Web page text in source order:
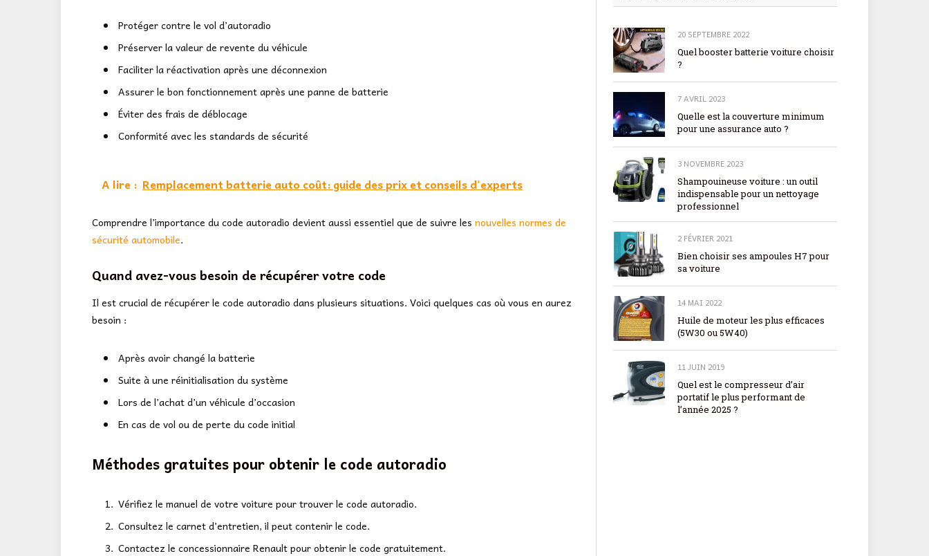
Protéger contre le vol d’autoradio
Préserver la valeur de revente du véhicule
Faciliter la réactivation après une déconnexion
Assurer le bon fonctionnement après une panne de batterie
Éviter des frais de déblocage
Conformité avec les standards de sécurité
A lire : Remplacement batterie auto coût: guide des prix et conseils d'experts
Comprendre l’importance du code autoradio devient aussi essentiel que de suivre les nouvelles normes de
sécurité automobile.
Quand avez-vous besoin de récupérer votre code
Il est crucial de récupérer le code autoradio dans plusieurs situations. Voici quelques cas où vous en aurez
besoin :
Après avoir changé la batterie
Suite à une réinitialisation du système
Lors de l’achat d’un véhicule d’occasion
En cas de vol ou de perte du code initial
Méthodes gratuites pour obtenir le code autoradio
Vérifiez le manuel de votre voiture pour trouver le code autoradio.
Consultez le carnet d’entretien, il peut contenir le code.
Contactez le concessionnaire Renault pour obtenir le code gratuitement.
20 SEPTEMBRE 2022
Quel booster batterie voiture choisir
?
7 AVRIL 2023
Quelle est la couverture minimum
pour une assurance auto ?
3 NOVEMBRE 2023
Shampouineuse voiture : un outil
indispensable pour un nettoyage
professionnel
2 FÉVRIER 2021
Bien choisir ses ampoules H7 pour
sa voiture
14 MAI 2022
Huile de moteur les plus efficaces
(5W30 ou 5W40)
11 JUIN 2019
Quel est le compresseur d’air
portatif le plus performant de
l’année 2025 ?